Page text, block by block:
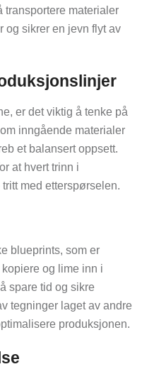
transportere materialer
og sikrer en jevn flyt av
er det viktig å tenke på
inngående materialer
et balansert oppsett.
at hvert trinn i
med etterspørselen.
blueprints, som er
og lime inn i
spare tid og sikre
tegninger laget av andre
produksjonen.